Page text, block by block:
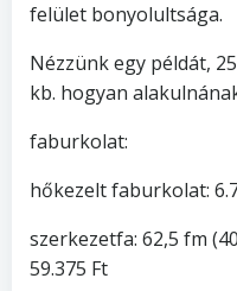
felület bonyolultsága.
Nézzünk egy példát,
kb. hogyan
faburkolat:
hőkezelt faburkolat:
szerkezetfa: 62,5 fm
59.375 Ft